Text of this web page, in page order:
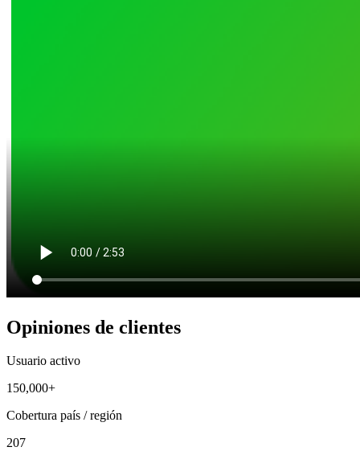
Opiniones de clientes
Usuario activo
150,000+
Cobertura país / región
207